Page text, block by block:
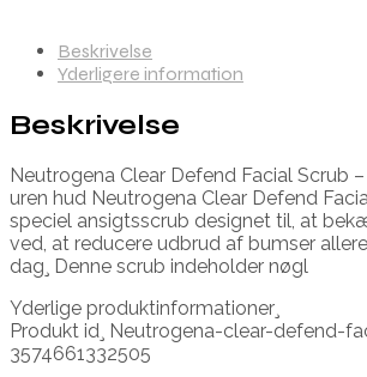
Beskrivelse
Yderligere information
Beskrivelse
Neutrogena Clear Defend Facial Scrub
uren hud Neutrogena Clear Defend
speciel ansigtsscrub designet til, at
ved, at reducere udbrud af bumser
dag¸ Denne scrub indeholder nøgl
Yderlige produktinformationer¸
Produkt id¸ Neutrogena-clear-defend-
3574661332505